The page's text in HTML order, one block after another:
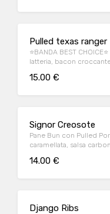
Pulled texas ranger
⭐BANDA BEST
latteria, bacon
15.00 €
Signor Creosote
Pane Bun con Pulled
caramellata, salsa
14.00 €
Django Ribs